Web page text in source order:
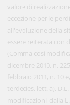
valore di
eccezione per le
all'evoluzione della
essere reiterata con
(Comma così
dicembre 2010, n.
febbraio 2011, n. 10
terdecies, lett. a),
modificazioni, dalla